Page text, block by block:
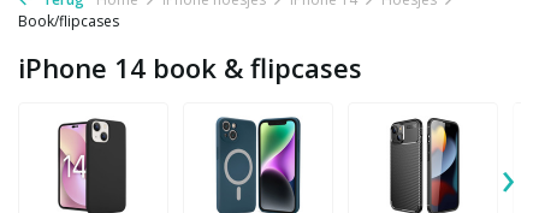
Book/flipcases
iPhone 14 book & flipcases
›